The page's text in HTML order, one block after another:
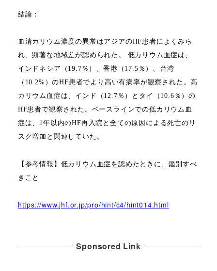
結論：
血清カリウム濃度の異常はアジアのHF患者によくみら
れ、顕著な地域差が認められた。 低カリウム血症は、
インドネシア（ 19.7 ％）、香港（ 17.5 ％）、台湾
（ 10.2% ）のHF患者でより高い有病率が観察された。高
カリウム血症は、インド（ 12.7 ％）とタイ（ 10.6 ％）の
HF患者で観察された。 ベースラインでの低カリウム血
症は、 1年以内のHF再入院と全ての原因による死亡のリ
スク増加と関連していた。
【参考情報】低カリウム血症を認めたときに、鑑別すべ
きこと
https://www.jhf.or.jp/pro/hint/c4/hint014.html
Sponsored Link